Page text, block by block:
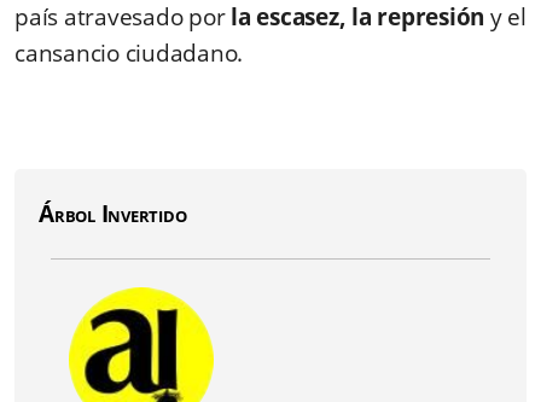
país atravesado porla escasez, la represión y el
cansancio ciudadano.
Árbol Invertido